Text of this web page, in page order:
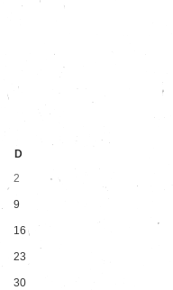
D
2
9
16
23
30